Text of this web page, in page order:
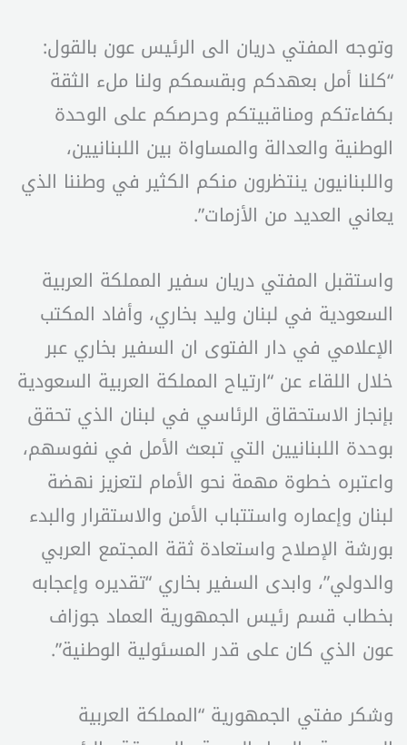
وتوجه المفتي دريان الى الرئيس عون بالقول:
“كلنا أمل بعهدكم وبقسمكم ولنا ملء الثقة
بكفاءتكم ومناقبيتكم وحرصكم على الوحدة
الوطنية والعدالة والمساواة بين اللبنانيين،
واللبنانيون ينتظرون منكم الكثير في وطننا الذي
يعاني العديد من الأزمات”.
واستقبل المفتي دريان سفير المملكة العربية
السعودية في لبنان وليد بخاري، وأفاد المكتب
الإعلامي في دار الفتوى ان السفير بخاري عبر
خلال اللقاء عن “ارتياح المملكة العربية السعودية
بإنجاز الاستحقاق الرئاسي في لبنان الذي تحقق
بوحدة اللبنانيين التي تبعث الأمل في نفوسهم،
واعتبره خطوة مهمة نحو الأمام لتعزيز نهضة
لبنان وإعماره واستتباب الأمن والاستقرار والبدء
بورشة الإصلاح واستعادة ثقة المجتمع العربي
والدولي”، وابدى السفير بخاري “تقديره وإعجابه
بخطاب قسم رئيس الجمهورية العماد جوزاف
عون الذي كان على قدر المسئولية الوطنية”.
وشكر مفتي الجمهورية “المملكة العربية